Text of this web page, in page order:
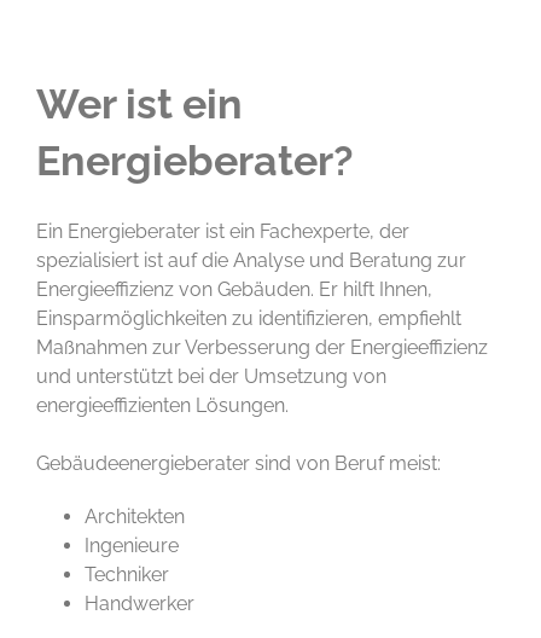
Wer ist ein
Energieberater?
Ein Energieberater ist ein Fachexperte, der
spezialisiert ist auf die Analyse und Beratung zur
Energieeffizienz von Gebäuden. Er hilft Ihnen,
Einsparmöglichkeiten zu identifizieren, empfiehlt
Maßnahmen zur Verbesserung der Energieeffizienz
und unterstützt bei der Umsetzung von
energieeffizienten Lösungen.
Gebäudeenergieberater sind von Beruf meist:
Architekten
Ingenieure
Techniker
Handwerker